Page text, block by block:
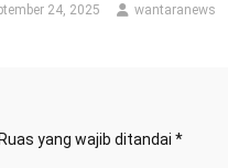
24, 2025 wantaranews
Ruas yang wajib ditandai *